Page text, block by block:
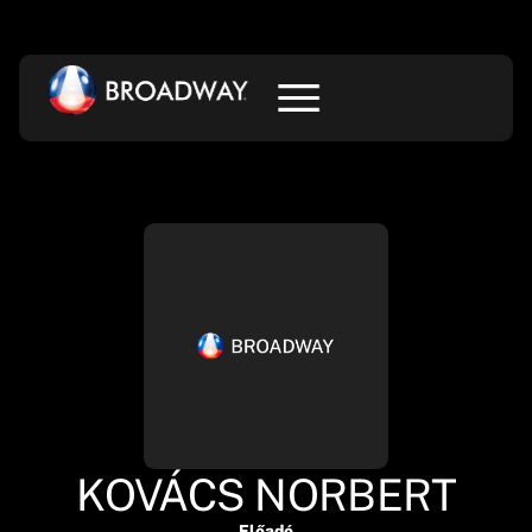
KOVÁCS NORBERT